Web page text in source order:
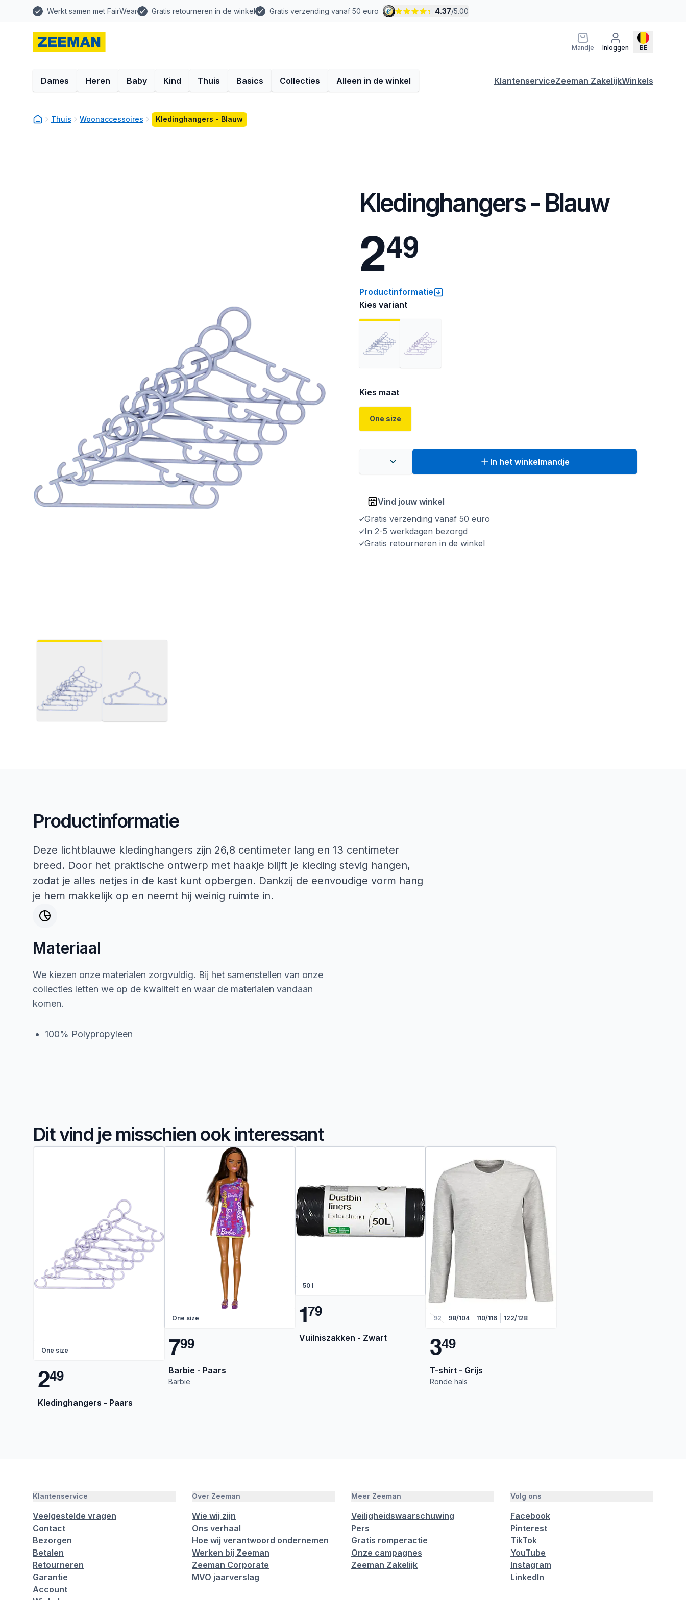
Werkt samen met FairWear Gratis retourneren in de winkel Gratis verzending vanaf 50 euro 4.37/5.00
Mandje Inloggen BE
Dames Heren Baby Kind Thuis Basics Collecties Alleen in de winkel KlantenserviceZeeman ZakelijkWinkels
Thuis Woonaccessoires Kledinghangers - Blauw
Kledinghangers - Blauw
249
Productinformatie
Kies variant
Kies maat
One size
In het winkelmandje
Vind jouw winkel
Gratis verzending vanaf 50 euro
In 2-5 werkdagen bezorgd
Gratis retourneren in de winkel
Productinformatie
Deze lichtblauwe kledinghangers zijn 26,8 centimeter lang en 13 centimeter
breed. Door het praktische ontwerp met haakje blijft je kleding stevig hangen,
zodat je alles netjes in de kast kunt opbergen. Dankzij de eenvoudige vorm hang
je hem makkelijk op en neemt hij weinig ruimte in.
Materiaal
We kiezen onze materialen zorgvuldig. Bij het samenstellen van onze
collecties letten we op de kwaliteit en waar de materialen vandaan
komen.
100% Polypropyleen
Dit vind je misschien ook interessant
One size
249
Kledinghangers - Paars
One size
799
Barbie - Paars
Barbie
50 l
179
Vuilniszakken - Zwart
92 98/104 110/116 122/128
349
T-shirt - Grijs
Ronde hals
Klantenservice
Veelgestelde vragen
Contact
Bezorgen
Betalen
Retourneren
Garantie
Account
Over Zeeman
Wie wij zijn
Ons verhaal
Hoe wij verantwoord ondernemen
Werken bij Zeeman
Zeeman Corporate
MVO jaarverslag
Meer Zeeman
Veiligheidswaarschuwing
Pers
Gratis romperactie
Onze campagnes
Zeeman Zakelijk
Volg ons
Facebook
Pinterest
TikTok
YouTube
Instagram
LinkedIn